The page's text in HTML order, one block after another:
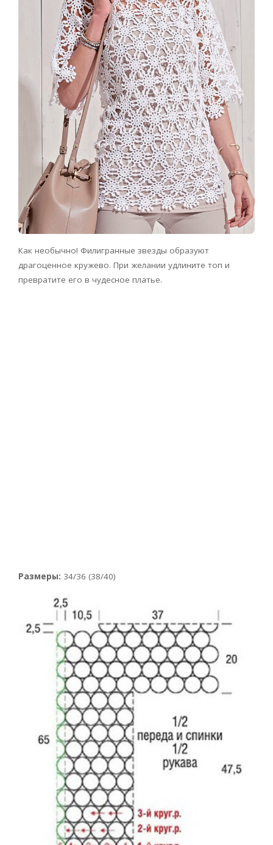
Как необычно! Филигранные звезды образуют
драгоценное кружево. При желании удлините топ и
превратите его в чудесное платье.
Размеры: 34/36 (38/40)